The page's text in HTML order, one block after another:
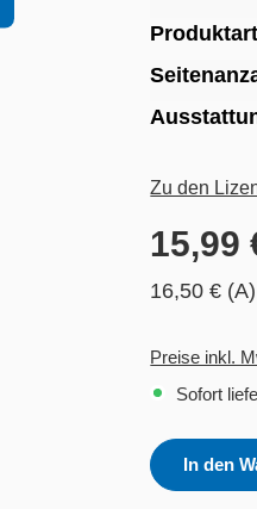
Zu den
15,99
16,50 € (A)
Preise inkl.
Sofort
In den